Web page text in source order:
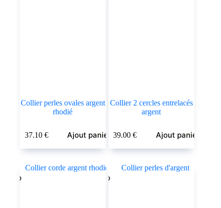
Collier perles ovales argent
rhodié
37.10 € Ajout panier
Collier 2 cercles entrelacés
argent
39.00€ Ajout panier